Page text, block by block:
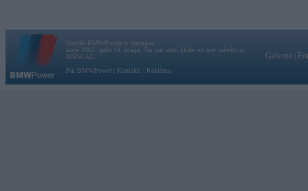
Vortāls BMWPower.lv darbojas
kopš 2002. gada 14. maija. Tas nav auto klubs un nav saistīts ar
BMW AG.
Par BMWPower
Kontakti Reklāma
Galvena